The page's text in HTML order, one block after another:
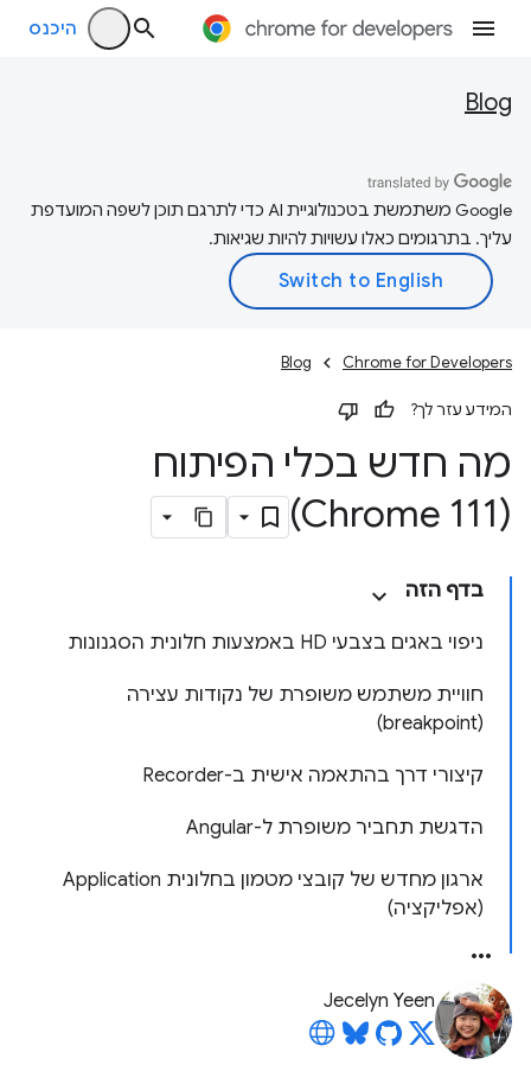
היכנס
Blog
‫Google משתמשת בטכנולוגיית AI כדי לתרגם תוכן לשפה המועדפת
עליך. בתרגומים כאלו עשויות להיות שגיאות.
Chrome for Developers
Blog
המידע עזר לך?
מה חדש בכלי הפיתוח
(Chrome 111)
בדף הזה
ניפוי באגים בצבעי HD באמצעות חלונית הסגנונות
חוויית משתמש משופרת של נקודות עצירה
(breakpoint)
קיצורי דרך בהתאמה אישית ב-Recorder
הדגשת תחביר משופרת ל-Angular
ארגון מחדש של קובצי מטמון בחלונית Application
(אפליקציה)
Jecelyn Yeen